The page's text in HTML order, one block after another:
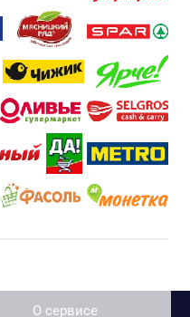
О сервисе